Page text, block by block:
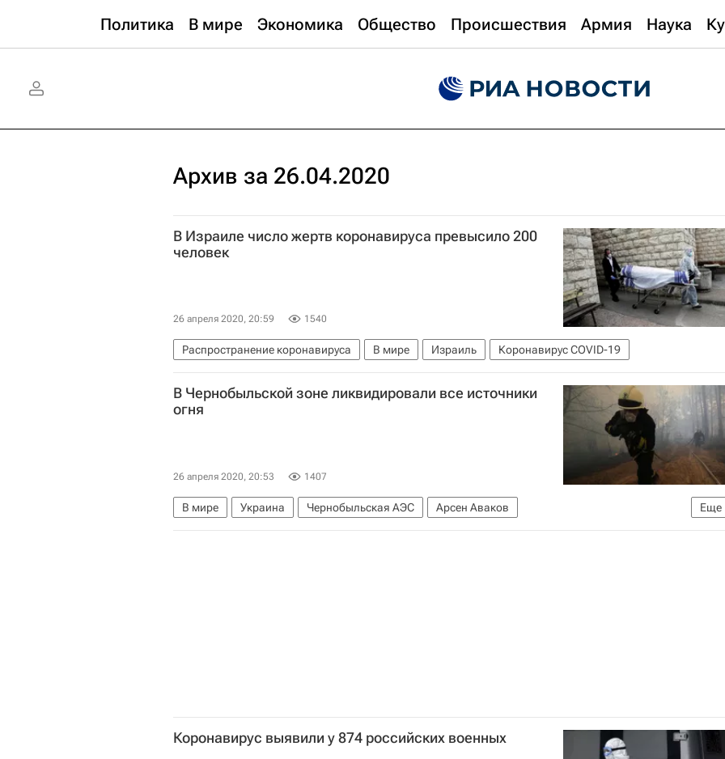
Политика В мире Экономика Общество Происшествия Армия Наука
Архив за 26.04.2020
В Израиле число жертв коронавируса превысило 200
человек
26 апреля 2020, 20:59 1540
Распространение коронавируса В мире Израиль Коронавирус COVID-19
В Чернобыльской зоне ликвидировали все источники
огня
26 апреля 2020, 20:53 1407
Еще
В мире Украина Чернобыльская АЭС
Арсен Аваков
Пожар в Чернобыльской зоне
Коронавирус выявили у 874 российских военных